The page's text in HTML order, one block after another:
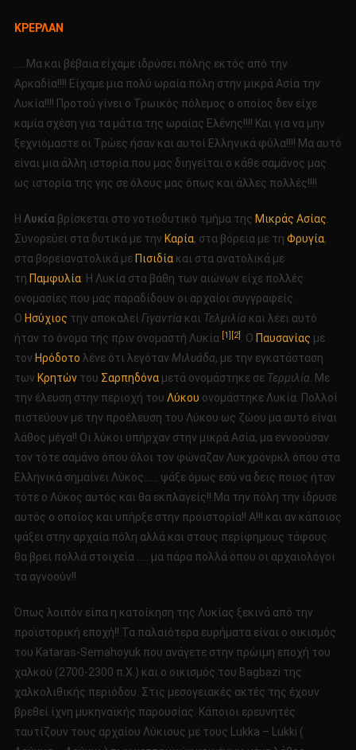
ΚΡΕΡΛΑΝ
…..Μα και βέβαια είχαμε ιδρύσει πόλης εκτός από την
Αρκαδία!!!! Είχαμε μια πολύ ωραία πόλη στην μικρά Ασία την
Λυκία!!!! Προτού γίνει ο Τρωικός πόλεμος ο οποίος δεν είχε
καμία σχέση για τα μάτια της ωραίας Ελένης!!!! Και για να μην
ξεχνιόμαστε οι Τρώες ήσαν και αυτοί Ελληνικά φύλα!!!! Μα αυτό
είναι μια άλλη ιστορία που μας διηγείται ο κάθε σαμάνος μας
ως ιστορία της γης σε όλους μας όπως και άλλες πολλές!!!!
Η Λυκίαβρίσκεται στο νοτιοδυτικό τμήμα της Μικράς Ασίας
Συνορεύει στα δυτικά με την Καρία, στα βόρεια με τη Φρυγία,
στα βορειανατολικά με Πισιδίακαι στα ανατολικά με
τη Παμφυλία. Η Λυκία στα βάθη των αιώνων είχε πολλές
ονομασίες που μας παραδίδουν οι αρχαίοι συγγραφείς.
Ο Ησύχιος την αποκαλεί Γιγαντία και Τελμιλία και λέει αυτό
ήταν το όνομα της πριν ονομαστή Λυκία [1] [2] . Ο Παυσανίας με
τον Ηρόδοτο λένε ότι λεγόταν Μιλυάδα, με την εγκατάσταση
των Κρητώντου Σαρπηδόναμετά ονομάστηκε σε Τερμιλία . Με
την έλευση στην περιοχή του Λύκου ονομάστηκε Λυκία. Πολλοί
πιστεύουν με την προέλευση του Λύκου ως ζώου μα αυτό είναι
λάθος μέγα!! Οι λύκοι υπήρχαν στην μικρά Ασία, μα εννοούσαν
τον τότε σαμάνο όπου όλοι τον φώναζαν Λυκχρόνρκλ όπου στα
Ελληνικά σημαίνει Λύκος…… ψάξε όμως εσύ να δεις ποιος ήταν
τότε ο Λύκος αυτός και θα εκπλαγείς!! Μα την πόλη την ίδρυσε
αυτός ο οποίος και υπήρξε στην προϊστορία!! Α!!! και αν κάποιος
ψάξει στην αρχαία πόλη αλλά και στους περίφημους τάφους
θα βρει πολλά στοιχεία ….. μα πάρα πολλά όπου οι αρχαιολόγοι
τα αγνοούν!!
Όπως λοιπόν είπα η κατοίκηση της Λυκίας ξεκινά από την
προϊστορική εποχή!! Τα παλαιότερα ευρήματα είναι ο οικισμός
του Kataras-Semahoyuk που ανάγετε στην πρώιμη εποχή του
χαλκού (2700-2300 π.Χ.) και ο οικισμός του Bagbazi της
χαλκολιθικής περιόδου. Στις μεσογειακές ακτές της έχουν
βρεθεί ίχνη μυκηναϊκής παρουσίας. Κάποιοι ερευνητές
ταυτίζουν τους αρχαίου Λύκιους με τους Lukka – Lukki (